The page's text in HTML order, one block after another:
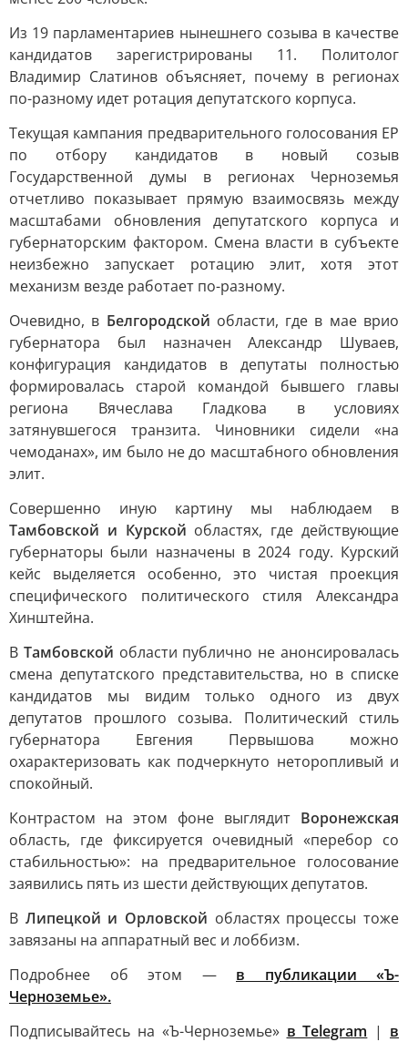
Из 19 парламентариев нынешнего созыва в качестве
кандидатов зарегистрированы 11. Политолог
Владимир Слатинов объясняет, почему в регионах
по-разному идет ротация депутатского корпуса.
Текущая кампания предварительного голосования ЕР
по отбору кандидатов в новый созыв
Государственной думы в регионах Черноземья
отчетливо показывает прямую взаимосвязь между
масштабами обновления депутатского корпуса и
губернаторским фактором. Смена власти в субъекте
неизбежно запускает ротацию элит, хотя этот
механизм везде работает по-разному.
Очевидно, в Белгородской области, где в мае врио
губернатора был назначен Александр Шуваев,
конфигурация кандидатов в депутаты полностью
формировалась старой командой бывшего главы
региона Вячеслава Гладкова в условиях
затянувшегося транзита. Чиновники сидели «на
чемоданах», им было не до масштабного обновления
элит.
Совершенно иную картину мы наблюдаем в
Тамбовской и Курской областях, где действующие
губернаторы были назначены в 2024 году. Курский
кейс выделяется особенно, это чистая проекция
специфического политического стиля Александра
Хинштейна.
В Тамбовской области публично не анонсировалась
смена депутатского представительства, но в списке
кандидатов мы видим только одного из двух
депутатов прошлого созыва. Политический стиль
губернатора Евгения Первышова можно
охарактеризовать как подчеркнуто неторопливый и
спокойный.
Контрастом на этом фоне выглядит Воронежская
область, где фиксируется очевидный «перебор со
стабильностью»: на предварительное голосование
заявились пять из шести действующих депутатов.
В Липецкой и Орловской областях процессы тоже
завязаны на аппаратный вес и лоббизм.
Подробнее об этом — в публикации «Ъ-
Черноземье».
Подписывайтесь на «Ъ-Черноземье» в Telegram | в